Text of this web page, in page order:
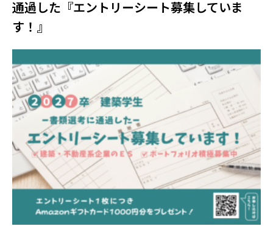
通過した『エントリーシート募集していま
す！』